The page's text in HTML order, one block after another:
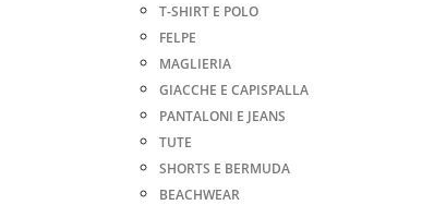
T-SHIRT E POLO
FELPE
MAGLIERIA
GIACCHE E CAPISPALLA
PANTALONI E JEANS
TUTE
SHORTS E BERMUDA
BEACHWEAR